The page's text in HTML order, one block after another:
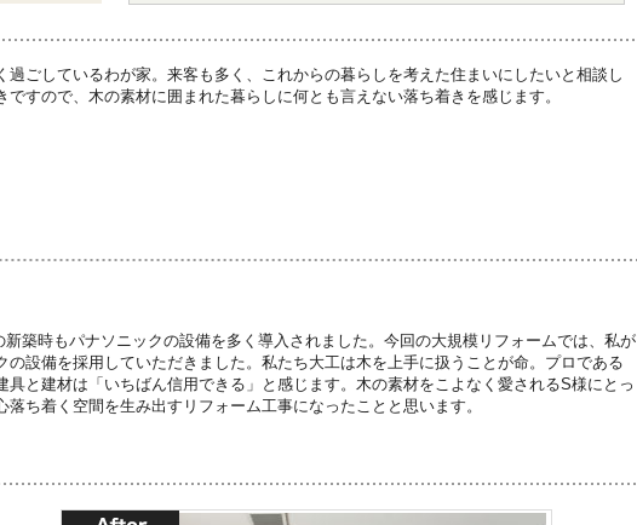
ごしているわが家。来客も多く、これからの暮らしを考えた住まいにしたいと相談し
すので、木の素材に囲まれた暮らしに何とも言えない落ち着きを感じます。
築時もパナソニックの設備を多く導入されました。今回の大規模リフォームでは、私が
の設備を採用していただきました。私たち大工は木を上手に扱うことが命。プロである
と建材は「いちばん信用できる」と感じます。木の素材をこよなく愛されるS様にとっ
ち着く空間を生み出すリフォーム工事になったことと思います。